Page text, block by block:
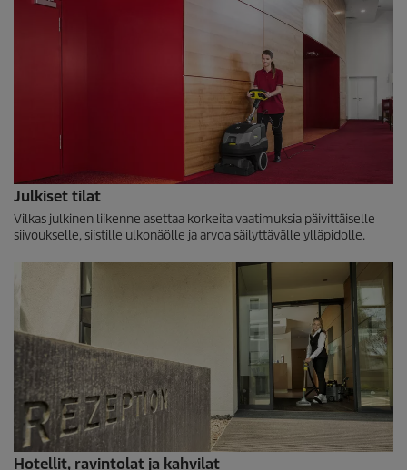
Julkiset tilat
Vilkas julkinen liikenne asettaa korkeita vaatimuksia päivittäiselle
siivoukselle, siistille ulkonäölle ja arvoa säilyttävälle ylläpidolle.
Hotellit, ravintolat ja kahvilat